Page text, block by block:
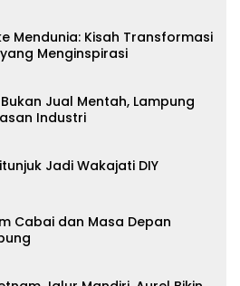
Mendunia: Kisah Transformasi
Menginspirasi
Jual Mentah, Lampung
Industri
Jadi Wakajati DIY
Cabai dan Masa Depan